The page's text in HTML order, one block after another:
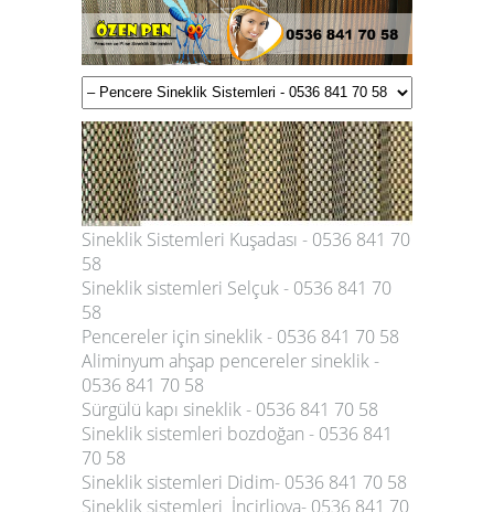
Sineklik Sistemleri Kuşadası - 0536 841 70
58
Sineklik sistemleri Selçuk - 0536 841 70
58
Pencereler için sineklik - 0536 841 70 58
Aliminyum ahşap pencereler sineklik -
0536 841 70 58
Sürgülü kapı sineklik - 0536 841 70 58
Sineklik sistemleri bozdoğan - 0536 841
70 58
Sineklik sistemleri Didim- 0536 841 70 58
Sineklik sistemleri İncirliova- 0536 841 70